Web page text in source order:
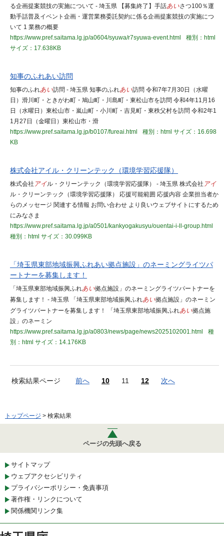
る企画提案競技の実施について - 埼玉県 【募集終了】手話あいさつ100％運
動手話普及イベント企画・運営業務委託契約に係る企画提案競技の実施につ
いて 1 業務の概要
https://www.pref.saitama.lg.jp/a0604/syuwa/r7syuwa-event.html
種別：html
サイズ：17.638KB
知事のふれあい訪問
知事のふれあい訪問 - 埼玉県 知事のふれあい訪問 令和7年7月30日（水曜
日）滑川町・ときがわ町・鳩山町・川島町・東松山市を訪問 令和4年11月16
日（水曜日）東松山市・嵐山町・小川町・吉見町・東秩父村を訪問 令和2年1
1月27日（金曜日）東松山市・滑
https://www.pref.saitama.lg.jp/b0107/fureai.html
種別：html サイズ：16.698
KB
株式会社アイル・クリーンテック（環境学習応援隊）
株式会社 アイル・クリーンテック（環境学習応援隊） - 埼玉県 株式会社 アイ
ル・クリーンテック（環境学習応援隊） 応援可能範囲 応援内容 企業担当者か
らのメッセージ 関連する情報 お問い合わせ より良いウェブサイトにするため
にみなさま
https://www.pref.saitama.lg.jp/a0501/kankyogakusyu/ouentai-i-ll-group.html
種別：html サイズ：30.099KB
「埼玉県東部地域振興ふれあい拠点施設」のネーミングライツパ
ートナーを募集します！
「埼玉県東部地域振興ふれあい拠点施設」のネーミングライツパートナーを
募集します！ - 埼玉県 「埼玉県東部地域振興ふれあい拠点施設」のネーミン
グライツパートナーを募集します！ 「埼玉県東部地域振興ふれあい拠点施
設」のネーミン
https://www.pref.saitama.lg.jp/a0803/news/page/news2025102001.html
種
別：html サイズ：14.176KB
検索結果ページ 前へ 10 11 12 次へ
トップページ > 検索結果
ページの先頭へ戻る
サイトマップ
ウェブアクセシビリティ
プライバシーポリシー・免責事項
著作権・リンクについて
関係機関リンク集